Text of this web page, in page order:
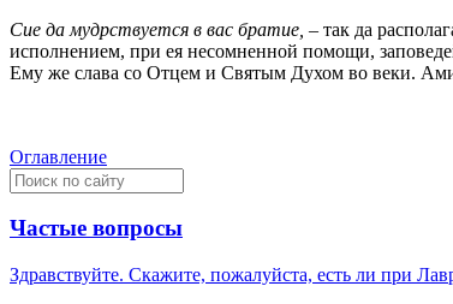
Сие да мудрствуется в вас братие, – так да
исполнением, при ея несомненной помощи,
Ему же слава со Отцем и Святым Духом во веки.
Оглавление
Частые вопросы
Здравствуйте. Скажите, пожалуйста, есть ли при